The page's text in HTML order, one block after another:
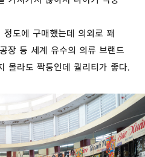
도에 구매했는데 의외로 꽤
장 등 세계 유수의 의류 브랜드
몰라도 짝퉁인데 퀄리티가 좋다.